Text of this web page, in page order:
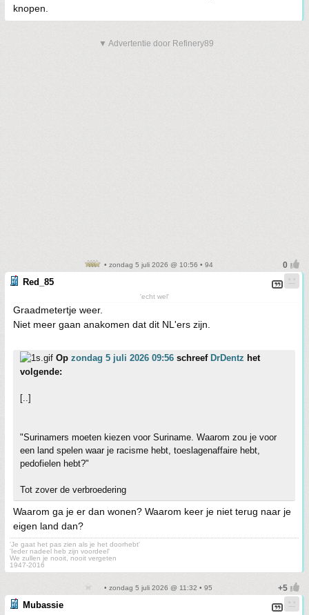
knopen.
▼ Advertentie door Refinery89
• zondag 5 juli 2026 @ 10:56 • 94
Red_85
'echt wel'
Graadmetertje weer.
Niet meer gaan anakomen dat dit NL'ers zijn.
Op zondag 5 juli 2026 09:56 schreef DrDentz het
volgende:
[..]
"Surinamers moeten kiezen voor Suriname. Waarom zou je voor
een land spelen waar je racisme hebt, toeslagenaffaire hebt,
pedofielen hebt?"
Tot zover de verbroedering
Waarom ga je er dan wonen? Waarom keer je niet terug naar je
eigen land dan?
'Je gaat het pas zien als je het doorhebt'
'Ieder nadeel heb zijn voordeel'
We zullen je nooit, nooit vergeten
1947-2016
• zondag 5 juli 2026 @ 11:32 • 95
Mubassie